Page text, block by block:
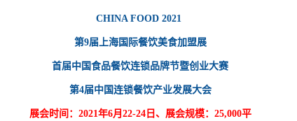
CHINA FOOD 2021
第9届上海国际餐饮美食加盟展
首届中国食品餐饮连锁品牌节暨创业大赛
第4届中国连锁餐饮产业发展大会
展会时间：2021年6月22-24日、 展会规模：25,000平